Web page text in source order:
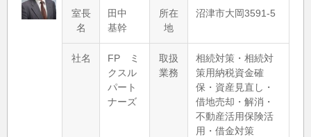
室長
名
田中
基幹
所在
地
沼津市大岡3591-5
社名
FP ミ
クスル
パート
ナーズ
取扱
業務
相続対策・相続対
策用納税資金確
保・資産見直し・
借地売却・解消・
不動産活用保険活
用・借金対策